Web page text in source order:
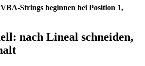
VBA-Strings beginnen bei Position 1,
nach Lineal schneiden,